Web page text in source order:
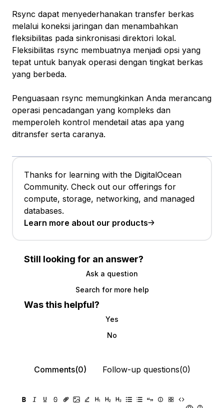
Rsync dapat menyederhanakan transfer berkas
melalui koneksi jaringan dan menambahkan
fleksibilitas pada sinkronisasi direktori lokal.
Fleksibilitas rsync membuatnya menjadi opsi yang
tepat untuk banyak operasi dengan tingkat berkas
yang berbeda.
Penguasaan rsync memungkinkan Anda merancang
operasi pencadangan yang kompleks dan
memperoleh kontrol mendetail atas apa yang
ditransfer serta caranya.
Thanks for learning with the DigitalOcean
Community. Check out our offerings for
compute, storage, networking, and managed
databases.
Learn more about our products
Still looking for an answer?
Ask a question
Search for more help
Was this helpful?
Yes
No
Comments(0) Follow-up questions(0)